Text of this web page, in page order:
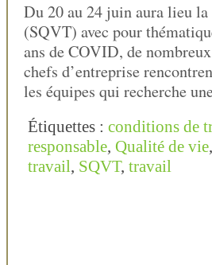
Du 20 au 24 juin aura lieu
(SQVT) avec pour
ans de COVID, de
chefs d’entreprise
les équipes qui recherche
Étiquettes : conditions de
responsable, Qualité de vie,
travail, SQVT, travail